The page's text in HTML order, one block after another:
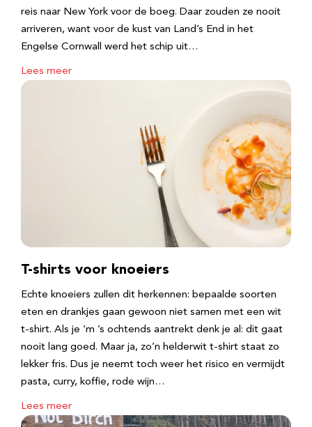
reis naar New York voor de boeg. Daar zouden ze nooit
arriveren, want voor de kust van Land’s End in het
Engelse Cornwall werd het schip uit…
Lees meer
T-shirts voor knoeiers
Echte knoeiers zullen dit herkennen: bepaalde soorten
eten en drankjes gaan gewoon niet samen met een wit
t-shirt. Als je ‘m ’s ochtends aantrekt denk je al: dit gaat
nooit lang goed. Maar ja, zo’n helderwit t-shirt staat zo
lekker fris. Dus je neemt toch weer het risico en vermijdt
pasta, curry, koffie, rode wijn…
Lees meer